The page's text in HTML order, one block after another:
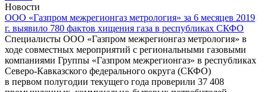
Новости
ООО «Газпром межрегионгаз метрология» за 6 месяцев 2019
г. выявило 780 фактов хищения газа в республиках СКФО
Специалисты ООО «Газпром межрегионгаз метрология» в
ходе совместных мероприятий с региональными газовыми
компаниями Группы «Газпром межрегионгаз» в республиках
Северо-Кавказского федерального округа (СКФО)
в первом полугодии текущего года проверили 37 408